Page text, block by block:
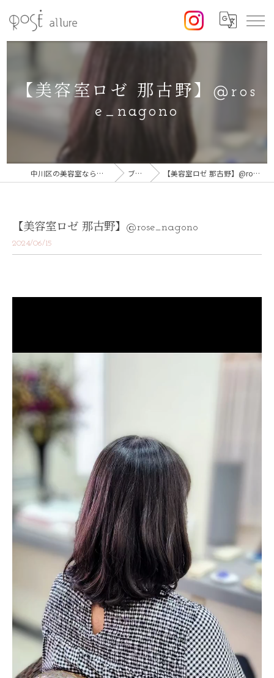
【美容室ロゼ 那古野】@ros
e_nagono
中川区の美容室なら美容室ロゼ ブログ 【美容室ロゼ 那古野】@rose_nagono
【美容室ロゼ 那古野】@rose_nagono
2024/06/15